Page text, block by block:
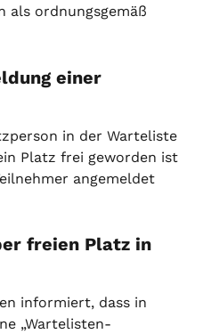
als ordnungsgemäß
einer
in der Warteliste
Platz frei geworden ist
angemeldet
freien Platz in
informiert, dass in
„Wartelisten-